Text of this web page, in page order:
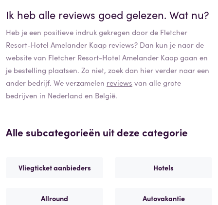
Ik heb alle reviews goed gelezen. Wat nu?
Heb je een positieve indruk gekregen door de Fletcher
Resort-Hotel Amelander Kaap reviews? Dan kun je naar de
website van Fletcher Resort-Hotel Amelander Kaapgaan en
je bestelling plaatsen. Zo niet, zoek dan hier verder naar een
ander bedrijf. We verzamelen reviews van alle grote
bedrijven in Nederland en België.
Alle subcategorieën uit deze categorie
Vliegticket aanbieders Hotels
Allround Autovakantie